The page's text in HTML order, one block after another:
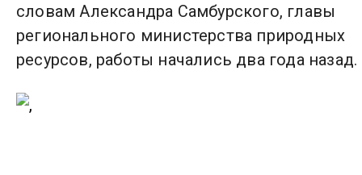
словам Александра Самбурского, главы
регионального министерства природных
ресурсов, работы начались два года назад.